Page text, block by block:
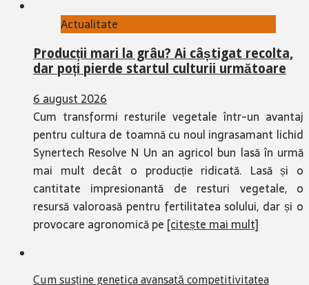
Actualitate
Producții mari la grâu? Ai câștigat recolta,
dar poți pierde startul culturii următoare
6 august 2026
Cum transformi resturile vegetale într-un avantaj
pentru cultura de toamnă cu noul ingrasamant lichid
Synertech Resolve N Un an agricol bun lasă în urmă
mai mult decât o producție ridicată. Lasă și o
cantitate impresionantă de resturi vegetale, o
resursă valoroasă pentru fertilitatea solului, dar și o
provocare agronomică pe [citește mai mult]
Cum susține genetica avansată competitivitatea